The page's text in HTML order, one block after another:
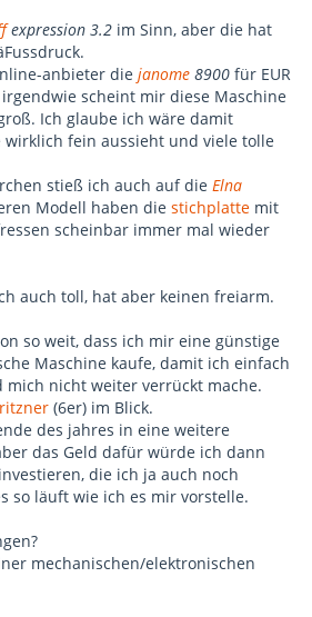
expression 3.2 im Sinn, aber die hat
anbieter die janome 8900 für EUR
scheint mir diese Maschine
Ich glaube ich wäre damit
fein aussieht und viele tolle
stieß ich auch auf die Elna
Modell haben die stichplatte mit
scheinbar immer mal wieder
auch toll, hat aber keinen freiarm.
so weit, dass ich mir eine günstige
Maschine kaufe, damit ich einfach
nicht weiter verrückt mache.
(6er) im Blick.
des jahres in eine weitere
das Geld dafür würde ich dann
investieren, die ich ja auch noch
so läuft wie ich es mir vorstelle.
mechanischen/elektronischen